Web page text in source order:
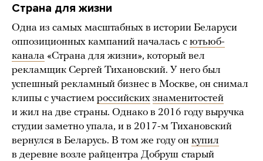
Страна для жизни
Одна из самых масштабных в истории Беларуси
оппозиционных кампаний началась с ютьюб-
канала «Страна для жизни», который вел
рекламщик Сергей Тихановский. У него был
успешный рекламный бизнес в Москве, он снимал
клипы с участием российских знаменитостей
и жил на две страны. Однако в 2016 году выручка
студии заметно упала, и в 2017-м Тихановский
вернулся в Беларусь. В том же году он купил
в деревне возле райцентра Добруш старый